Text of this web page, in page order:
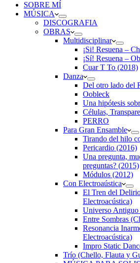
SOBRE MÍ
MÚSICA
DISCOGRAFIA
OBRAS
Multidisciplinar
¡Si! Resuena –
¡Sí! Resuena –
Cuar T To (2018)
Danza
Del otro lado del
Oobleck
Una hipótesis
Células,
PERRO
Para Gran Ensamble
Tirando del hilo
Pericardio (2016)
Una pregunta,
preguntas? (2015)
Módulos (2012)
Con Electroaústica
El Tren del
Electroacústica)
Universo
Entre Sombras
Resonancia
Electroacústica)
Impro Static
Trío (Chello, Flauta y